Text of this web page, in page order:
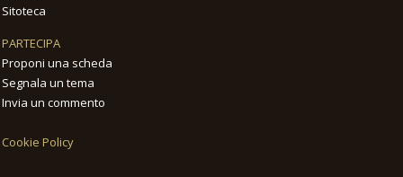
Sitoteca
PARTECIPA
Proponi una scheda
Segnala un tema
Invia un commento
Cookie Policy